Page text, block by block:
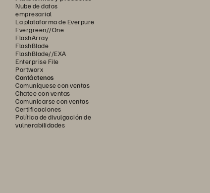
Nube de datos
empresarial
La plataforma de Everpure
Evergreen//One
FlashArray
FlashBlade
FlashBlade//EXA
Enterprise File
Portworx
Contáctenos
Comuníquese con ventas
Chatee con ventas
Comunicarse con ventas
Certificaciones
Política de divulgación de
vulnerabilidades